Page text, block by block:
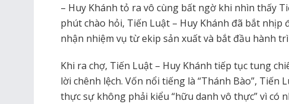
– Huy Khánh tỏ ra vô cùng bất ngờ khi nhìn thấy
phút chào hỏi, Tiến Luật – Huy Khánh đã bắt nhịp
nhận nhiệm vụ từ ekip sản xuất và bắt đầu hành
Khi ra chợ, Tiến Luật – Huy Khánh tiếp tục tung
lời chênh lệch. Vốn nổi tiếng là “Thánh Bào”, Tiến
thực sự không phải kiểu “hữu danh vô thực” vì có